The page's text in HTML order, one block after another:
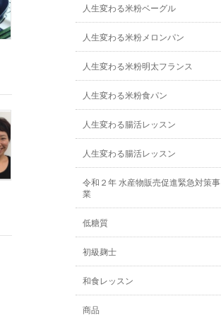
人生変わる米粉ベーグル
人生変わる米粉メロンパン
人生変わる米粉明太フランス
人生変わる米粉食パン
人生変わる腸活レッスン
人生変わる腸活レッスン
令和２年 水産物販売促進緊急対策事
業
低糖質
初級麹士
和食レッスン
商品